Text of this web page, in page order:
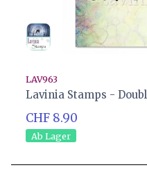
LAV963
Lavinia Stamps -
CHF 8.90
Ab Lager